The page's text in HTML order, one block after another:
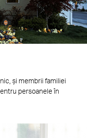
și membrii familiei
persoanele în